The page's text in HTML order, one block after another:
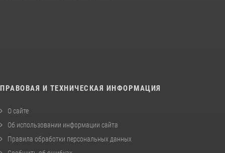
ПРАВОВАЯ И ТЕХНИЧЕСКАЯ ИНФОРМАЦИЯ
О сайте
Об использовании информации сайта
Правила обработки персональных данных